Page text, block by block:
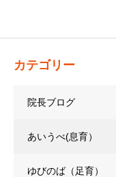
カテゴリー
院長ブログ
あいうべ(息育）
ゆびのば（足育）